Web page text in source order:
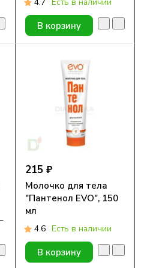
4.7 Есть в наличии
В корзину
215 ₽
Молочко для тела
"Пантенол EVO", 150
мл
4.6 Есть в наличии
В корзину